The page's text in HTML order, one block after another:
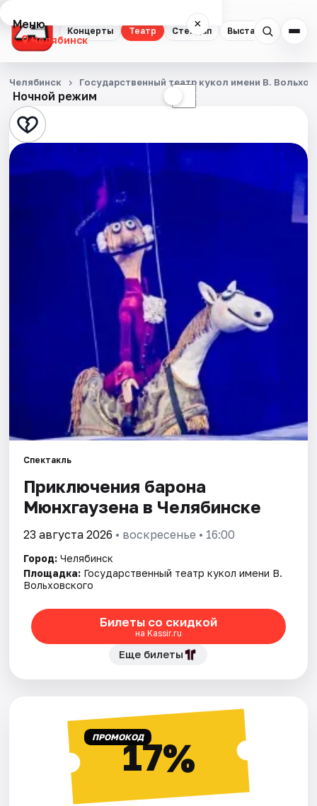
Концерты Театр Стендап Выставки
Меню ×
Челябинск
Концерты
Театр
Стендап
Выставки
Площадки
Ночной режим ☾
Челябинск Государственный театр кукол имени В.
Спектакль
Приключения барона
Мюнхгаузена в Челябинске
23 августа 2026 • воскресенье • 16:00
Город: Челябинск
Площадка: Государственный театр кукол имени В.
Вольховского
Билеты со скидкой
на Kassir.ru
Еще билеты
ПРОМОКОД17%